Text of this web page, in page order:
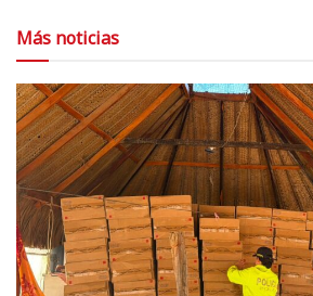
Más noticias